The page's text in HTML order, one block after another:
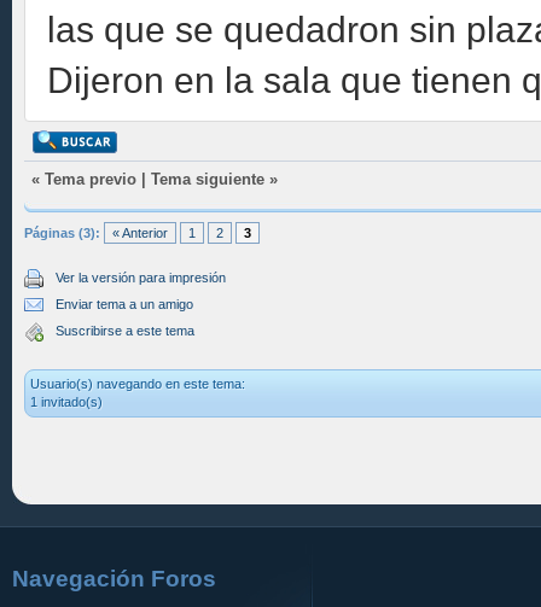
las que se quedadron sin
Dijeron en la sala que tienen
« Tema previo Tema siguiente »
Páginas (3): « Anterior 1 2 3
Ver la versión para impresión
Enviar tema a un amigo
Suscribirse a este tema
Usuario(s) navegando en este tema:
1 invitado(s)
Navegación Foros